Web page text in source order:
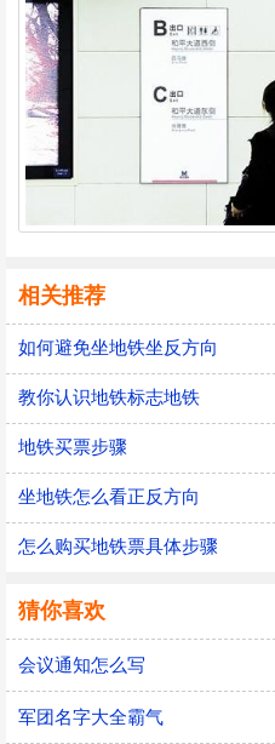
相关推荐
如何避免坐地铁坐反方向
教你认识地铁标志地铁
地铁买票步骤
坐地铁怎么看正反方向
怎么购买地铁票具体步骤
猜你喜欢
会议通知怎么写
军团名字大全霸气